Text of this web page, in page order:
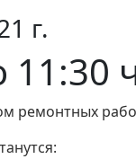
г.
11:30
ремонтных